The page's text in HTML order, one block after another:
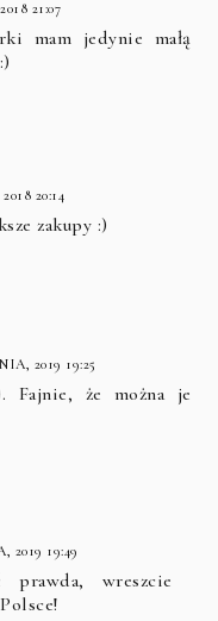
21:07
mam jedynie małą
20:14
zakupy :)
2019 19:25
Fajnie, że można je
2019 19:49
prawda, wreszcie